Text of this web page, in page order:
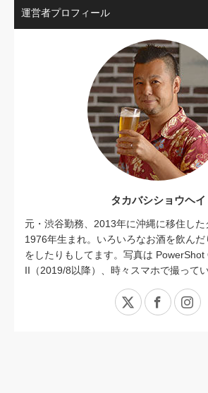
運営者プロフィール
タカバシショウヘイ
元・渋谷勤務、2013年に沖縄に移住した
1976年生まれ。いろいろなお酒を飲んだ
をしたりもしてます。写真は PowerShot
II（2019/8以降）、時々スマホで撮ってい
X